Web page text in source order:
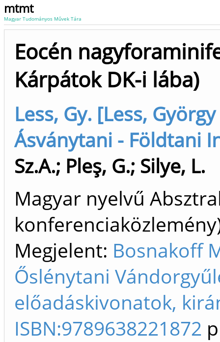
mtmt
Magyar Tudományos Művek Tára
Eocén
Kárpátok DK-i lába)
Less, Gy. [Less,
Ásványtani - Földtani
Sz.A.; Pleş, G.; Silye, L.
Magyar nyelvű
Megjelent: Bosnakoff
Őslénytani
előadáskivonatok,
ISBN:9789638221872